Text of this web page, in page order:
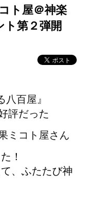
ト屋＠神楽
第２弾開
八百屋』
評だった
ミコト屋さん
！
、ふたたび神